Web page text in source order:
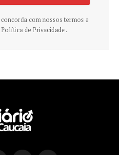
com nossos termos e
Política de Privacidade .